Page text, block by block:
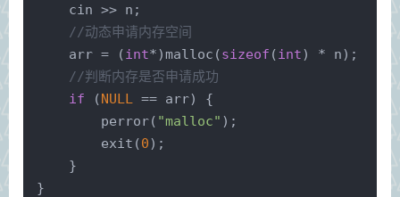
    cin >> n;
//动态申请内存空间
    arr = (
int*)malloc (sizeof (int) * n);
//判断内存是否申请成功
if (NULL == arr) {
perror( "malloc" );
exit (0);
    }
}